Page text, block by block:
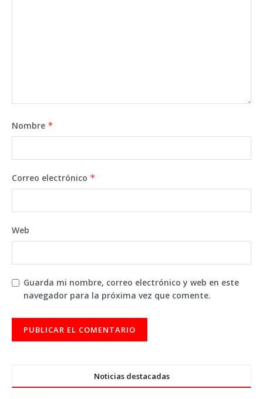
Nombre *
Correo electrónico *
Web
Guarda mi nombre, correo electrónico y web en este
navegador para la próxima vez que comente.
Noticias destacadas